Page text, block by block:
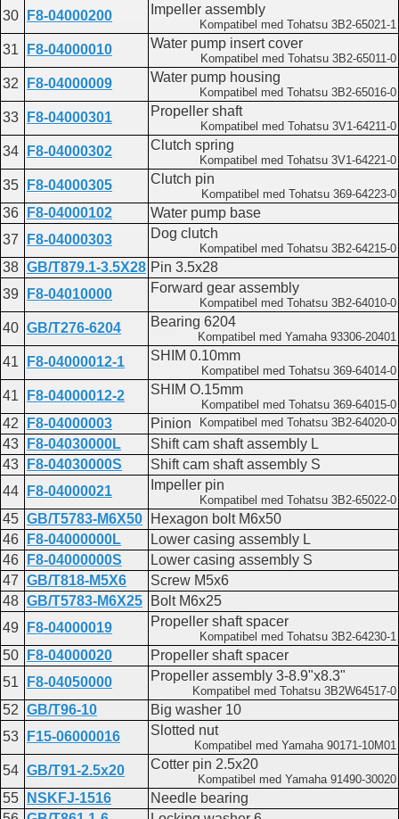
30 F8-04000200 Impeller assembly
Kompatibel med Tohatsu 3B2-65021-1
31 F8-04000010 Water pump insert cover
Kompatibel med Tohatsu 3B2-65011-0
32 F8-04000009 Water pump housing
Kompatibel med Tohatsu 3B2-65016-0
33 F8-04000301 Propeller shaft
Kompatibel med Tohatsu 3V1-64211-0
34 F8-04000302 Clutch spring
Kompatibel med Tohatsu 3V1-64221-0
35 F8-04000305 Clutch pin
Kompatibel med Tohatsu 369-64223-0
36 F8-04000102
Water pump base
37
F8-04000303 Dog clutch
Kompatibel med Tohatsu 3B2-64215-0
38 GB/T879.1-3.5X28 Pin 3.5x28
39
F8-04010000 Forward gear assembly
Kompatibel med Tohatsu 3B2-64010-0
40 GB/T276-6204 Bearing 6204
Kompatibel med Yamaha 93306-20401
41 F8-04000012-1 SHIM 0.10mm
Kompatibel med Tohatsu 369-64014-0
41 F8-04000012-2 SHIM O.15mm
Kompatibel med Tohatsu 369-64015-0
42 F8-04000003 Pinion Kompatibel med Tohatsu 3B2-64020-0
43 F8-04030000L
Shift cam shaft assembly L
43
F8-04030000S
Shift cam shaft assembly S
44
F8-04000021 Impeller pin
Kompatibel med Tohatsu 3B2-65022-0
45 GB/T5783-M6X50
Hexagon bolt M6x50
46
F8-04000000L
Lower casing assembly L
46
F8-04000000S
Lower casing assembly S
47 GB/T818-M5X6
Screw M5x6
48 GB/T5783-M6X25
Bolt M6x25
49
F8-04000019 Propeller shaft spacer
Kompatibel med Tohatsu 3B2-64230-1
50 F8-04000020
Propeller shaft spacer
51
F8-04050000 Propeller assembly 3-8.9"x8.3"
Kompatibel med Tohatsu 3B2W64517-0
52 GB/T96-10
Big washer 10
53
F15-06000016 Slotted nut
Kompatibel med Yamaha 90171-10M01
54 GB/T91-2.5x20 Cotter pin 2.5x20
Kompatibel med Yamaha 91490-30020
55 NSKFJ-1516
Needle bearing